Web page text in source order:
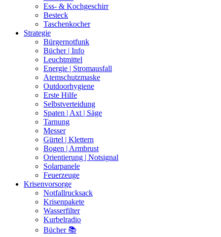
Ess- & Kochgeschirr
Besteck
Taschenkocher
Strategie
Bürgernotfunk
Bücher | Info
Leuchtmittel
Energie | Stromausfall
Atemschutzmaske
Outdoorhygiene
Erste Hilfe
Selbstverteidung
Spaten | Axt | Säge
Tarnung
Messer
Gürtel | Klettern
Bogen | Armbrust
Orientierung | Notsignal
Solarpanele
Feuerzeuge
Krisenvorsorge
Notfallrucksack
Krisenpakete
Wasserfilter
Kurbelradio
Bücher 📚